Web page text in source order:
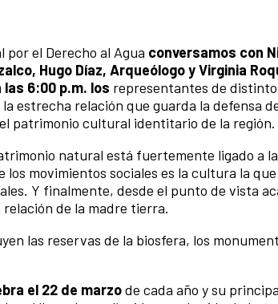
por el Derecho al Agua conversamos con
Hugo Díaz, Arqueólogo y Virginia
6:00 p.m. los representantes de
estrecha relación que guarda la defensa
patrimonio cultural identitario de la región.
natural está fuertemente ligado a
los movimientos sociales es la cultura la
Y finalmente, desde el punto de vista
de la madre tierra.
las reservas de la biosfera, los
el 22 de marzode cada año y su